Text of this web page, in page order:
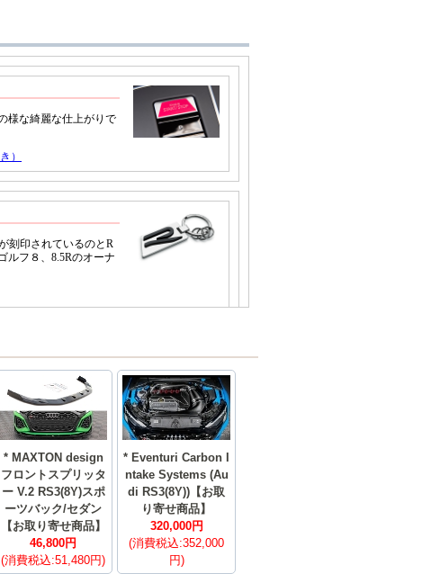
* MAXTON design
フロントスプリッタ
ー V.2 RS3(8Y)スポ
ーツバック/セダン
【お取り寄せ商品】
46,800円
(消費税込:51,480円)
* Eventuri Carbon I
ntake Systems (Au
di RS3(8Y))【お取
り寄せ商品】
320,000円
(消費税込:352,000
円)